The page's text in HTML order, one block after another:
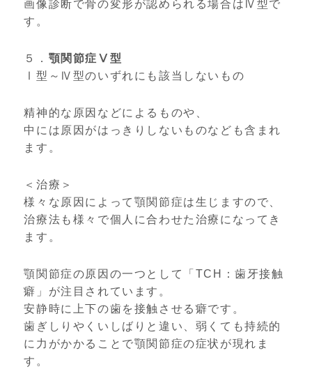
画像診断で骨の変形が認められる場合はⅣ型で
す。
５． 顎関節症Ⅴ型
Ⅰ型～Ⅳ型のいずれにも該当しないもの
精神的な原因などによるものや、
中には原因がはっきりしないものなども含まれ
ます。
＜治療＞
様々な原因によって顎関節症は生じますので、
治療法も様々で個人に合わせた治療になってき
ます。
顎関節症の原因の一つとして「TCH：歯牙接触
癖」が注目されています。
安静時に上下の歯を接触させる癖です。
歯ぎしりやくいしばりと違い、弱くても持続的
に力がかかることで顎関節症の症状が現れま
す。